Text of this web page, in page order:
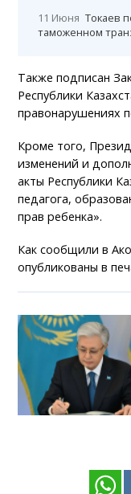
11 Июня Токаев
таможенном
Также подписан
Республики
правонарушениях
Кроме того,
изменений и
акты Республики
педагога,
прав ребенка».
Как сообщили в
опубликованы в